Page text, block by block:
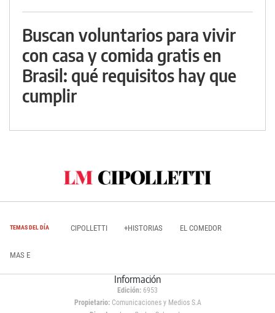
Buscan voluntarios para vivir
con casa y comida gratis en
Brasil: qué requisitos hay que
cumplir
TEMAS DEL DÍA CIPOLLETTI +HISTORIAS EL COMEDOR
MAS E
Información
Edición: 6953
Propietario:Comunicaciones y Medios S.A